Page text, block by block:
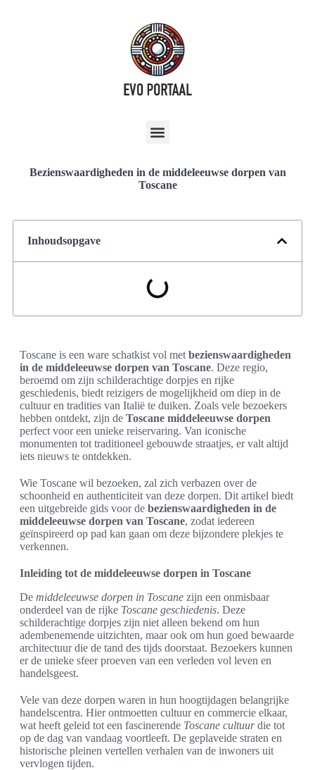
Bezienswaardigheden in de middeleeuwse dorpen van
Toscane
Inhoudsopgave
Toscane is een ware schatkist vol met bezienswaardigheden
in de middeleeuwse dorpen van Toscane. Deze regio,
beroemd om zijn schilderachtige dorpjes en rijke
geschiedenis, biedt reizigers de mogelijkheid om diep in de
cultuur en tradities van Italië te duiken. Zoals vele bezoekers
hebben ontdekt, zijn de Toscane middeleeuwse dorpen
perfect voor een unieke reiservaring. Van iconische
monumenten tot traditioneel gebouwde straatjes, er valt altijd
iets nieuws te ontdekken.
Wie Toscane wil bezoeken, zal zich verbazen over de
schoonheid en authenticiteit van deze dorpen. Dit artikel biedt
een uitgebreide gids voor de bezienswaardigheden in de
middeleeuwse dorpen van Toscane, zodat iedereen
geïnspireerd op pad kan gaan om deze bijzondere plekjes te
verkennen.
Inleiding tot de middeleeuwse dorpen in Toscane
De middeleeuwse dorpen in Toscane zijn een onmisbaar
onderdeel van de rijke Toscane geschiedenis. Deze
schilderachtige dorpjes zijn niet alleen bekend om hun
adembenemende uitzichten, maar ook om hun goed bewaarde
architectuur die de tand des tijds doorstaat. Bezoekers kunnen
er de unieke sfeer proeven van een verleden vol leven en
handelsgeest.
Vele van deze dorpen waren in hun hoogtijdagen belangrijke
handelscentra. Hier ontmoetten cultuur en commercie elkaar,
wat heeft geleid tot een fascinerende Toscane cultuurdie tot
op de dag van vandaag voortleeft. De geplaveide straten en
historische pleinen vertellen verhalen van de inwoners uit
vervlogen tijden.